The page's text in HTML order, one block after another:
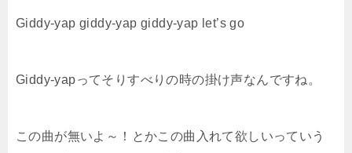
Giddy-yap giddy-yap giddy-yap let’s go
Giddy-yapってそりすべりの時の掛け声なんですね。
この曲が無いよ～！とかこの曲入れて欲しいっていう